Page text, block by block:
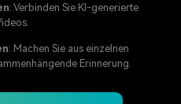
: Verbinden Sie KI-generierte
: Machen Sie aus einzelnen
Erinnerung.